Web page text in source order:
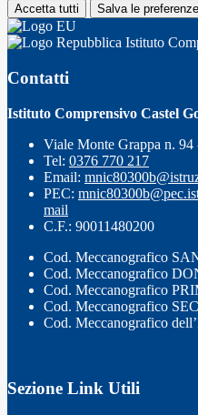
Accetta tutti Salva le preferenze
Istituto
Contatti
Istituto Comprensivo Castel
Viale Monte Grappa n.
Tel: 0376 770 217
Email:
PEC:
mail
C.F.: 90011480200
Cod. Meccanografico
Cod. Meccanografico
Cod. Meccanografico
Cod. Meccanografico
Cod. Meccanografico
Sezione Link Utili